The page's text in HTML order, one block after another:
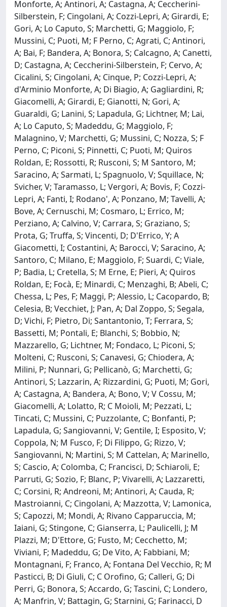
Monforte, A; Antinori, A; Castagna, A; Ceccherini-
Silberstein, F; Cingolani, A; Cozzi-Lepri, A; Girardi, E;
Gori, A; Lo Caputo, S; Marchetti, G; Maggiolo, F;
Mussini, C; Puoti, M; F Perno, C; Agrati, C; Antinori,
A; Bai, F; Bandera, A; Bonora, S; Calcagno, A; Canetti,
D; Castagna, A; Ceccherini-Silberstein, F; Cervo, A;
Cicalini, S; Cingolani, A; Cinque, P; Cozzi-Lepri, A;
d'Arminio Monforte, A; Di Biagio, A; Gagliardini, R;
Giacomelli, A; Girardi, E; Gianotti, N; Gori, A;
Guaraldi, G; Lanini, S; Lapadula, G; Lichtner, M; Lai,
A; Lo Caputo, S; Madeddu, G; Maggiolo, F;
Malagnino, V; Marchetti, G; Mussini, C; Nozza, S; F
Perno, C; Piconi, S; Pinnetti, C; Puoti, M; Quiros
Roldan, E; Rossotti, R; Rusconi, S; M Santoro, M;
Saracino, A; Sarmati, L; Spagnuolo, V; Squillace, N;
Svicher, V; Taramasso, L; Vergori, A; Bovis, F; Cozzi-
Lepri, A; Fanti, I; Rodano', A; Ponzano, M; Tavelli, A;
Bove, A; Cernuschi, M; Cosmaro, L; Errico, M;
Perziano, A; Calvino, V; Carrara, S; Graziano, S;
Prota, G; Truffa, S; Vincenti, D; D'Errico, Y; A
Giacometti, I; Costantini, A; Barocci, V; Saracino, A;
Santoro, C; Milano, E; Maggiolo, F; Suardi, C; Viale,
P; Badia, L; Cretella, S; M Erne, E; Pieri, A; Quiros
Roldan, E; Focà, E; Minardi, C; Menzaghi, B; Abeli, C;
Chessa, L; Pes, F; Maggi, P; Alessio, L; Cacopardo, B;
Celesia, B; Vecchiet, J; Pan, A; Dal Zoppo, S; Segala,
D; Vichi, F; Pietro, Di; Santantonio, T; Ferrara, S;
Bassetti, M; Pontali, E; Blanchi, S; Bobbio, N;
Mazzarello, G; Lichtner, M; Fondaco, L; Piconi, S;
Molteni, C; Rusconi, S; Canavesi, G; Chiodera, A;
Milini, P; Nunnari, G; Pellicanò, G; Marchetti, G;
Antinori, S; Lazzarin, A; Rizzardini, G; Puoti, M; Gori,
A; Castagna, A; Bandera, A; Bono, V; V Cossu, M;
Giacomelli, A; Lolatto, R; C Moioli, M; Pezzati, L;
Tincati, C; Mussini, C; Puzzolante, C; Bonfanti, P;
Lapadula, G; Sangiovanni, V; Gentile, I; Esposito, V;
Coppola, N; M Fusco, F; Di Filippo, G; Rizzo, V;
Sangiovanni, N; Martini, S; M Cattelan, A; Marinello,
S; Cascio, A; Colomba, C; Francisci, D; Schiaroli, E;
Parruti, G; Sozio, F; Blanc, P; Vivarelli, A; Lazzaretti,
C; Corsini, R; Andreoni, M; Antinori, A; Cauda, R;
Mastroianni, C; Cingolani, A; Mazzotta, V; Lamonica,
S; Capozzi, M; Mondi, A; Rivano Capparuccia, M;
Iaiani, G; Stingone, C; Gianserra, L; Paulicelli, J; M
Plazzi, M; D'Ettore, G; Fusto, M; Cecchetto, M;
Viviani, F; Madeddu, G; De Vito, A; Fabbiani, M;
Montagnani, F; Franco, A; Fontana Del Vecchio, R; M
Pasticci, B; Di Giuli, C; C Orofino, G; Calleri, G; Di
Perri, G; Bonora, S; Accardo, G; Tascini, C; Londero,
A; Manfrin, V; Battagin, G; Starnini, G; Farinacci, D